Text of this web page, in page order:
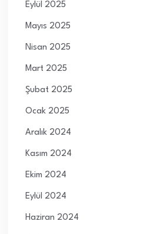
Eylül 2025
Mayıs 2025
Nisan 2025
Mart 2025
Şubat 2025
Ocak 2025
Aralık 2024
Kasım 2024
Ekim 2024
Eylül 2024
Haziran 2024